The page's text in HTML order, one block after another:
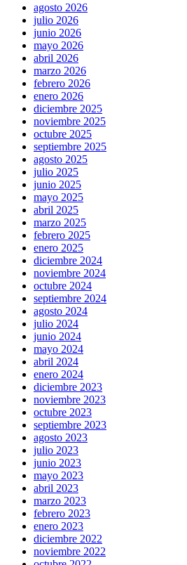
agosto 2026
julio 2026
junio 2026
mayo 2026
abril 2026
marzo 2026
febrero 2026
enero 2026
diciembre 2025
noviembre 2025
octubre 2025
septiembre 2025
agosto 2025
julio 2025
junio 2025
mayo 2025
abril 2025
marzo 2025
febrero 2025
enero 2025
diciembre 2024
noviembre 2024
octubre 2024
septiembre 2024
agosto 2024
julio 2024
junio 2024
mayo 2024
abril 2024
enero 2024
diciembre 2023
noviembre 2023
octubre 2023
septiembre 2023
agosto 2023
julio 2023
junio 2023
mayo 2023
abril 2023
marzo 2023
febrero 2023
enero 2023
diciembre 2022
noviembre 2022